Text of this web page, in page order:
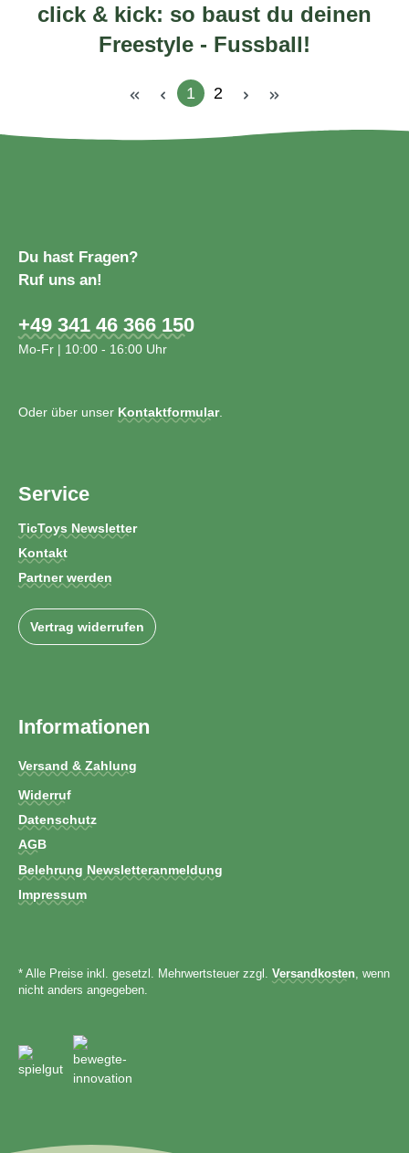
click & kick: so baust du deinen
Freestyle - Fussball!
Seite
1 Seite
2
Du hast Fragen?
Ruf uns an!
+49 341 46 366 150
Mo-Fr | 10:00 - 16:00 Uhr
Oder über unser Kontaktformular.
Service
TicToys Newsletter
Kontakt
Partner werden
Vertrag widerrufen
Informationen
Versand & Zahlung
Widerruf
Datenschutz
AGB
Belehrung Newsletteranmeldung
Impressum
* Alle Preise inkl. gesetzl. Mehrwertsteuer zzgl. Versandkosten, wenn
nicht anders angegeben.